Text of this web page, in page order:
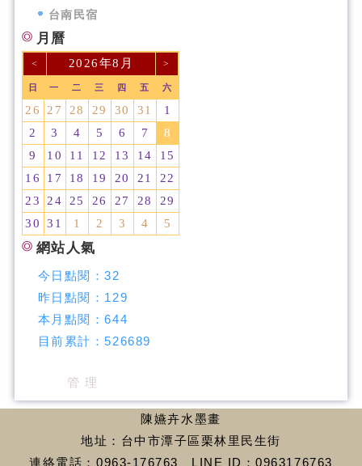
台南民宿
月曆
< 2026年8月 >
日 一 二 三 四 五 六
26 27 28 29 30 31
1
2
3 4 5 6 7
8
9
10 11 12 13 14
15
16
17 18 19 20 21
22
23
24 25 26 27 28
29
30
31 1 2 3 4 5
網站人氣
今日點閱：32
昨日點閱： 129
本月點閱：644
目前累計：526689
管 理
陳嬿卉水墨畫
地址：台中市潭子區栗林里民生街
連絡電話：0963-176763、LINE ID：0963176763